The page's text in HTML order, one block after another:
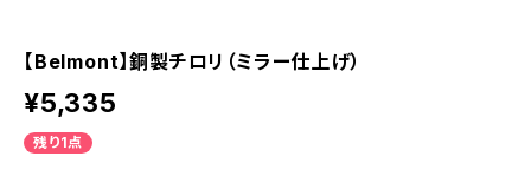
【Belmont】銅製チロリ（ミラー仕上げ）
¥5,335
残り1点